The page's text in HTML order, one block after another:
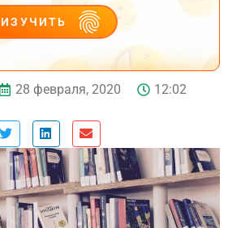
ИЗУЧИТЬ
28 февраля, 2020
12:02